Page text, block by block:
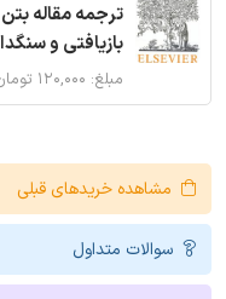
ترجمه مقاله بتن
بازیافتی و
مبلغ: ۱۲۰,۰۰۰ تومان
مشاهده خریدهای قبلی
سوالات متداول